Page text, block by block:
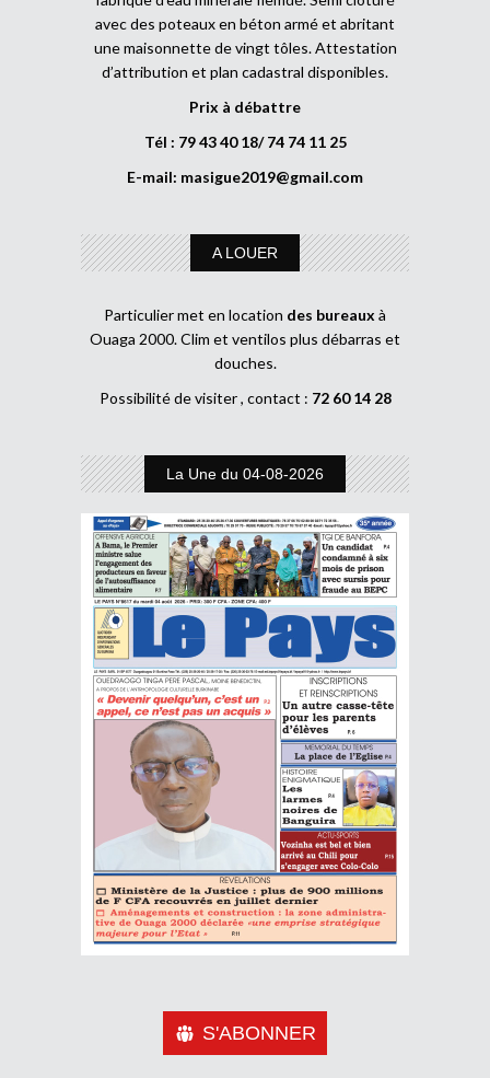
avec des poteaux en béton armé et abritant
une maisonnette de vingt tôles. Attestation
d’attribution et plan cadastral disponibles.
Prix à débattre
Tél : 79 43 40 18/ 74 74 11 25
E-mail: masigue2019@gmail.com
A LOUER
Particulier met en location des bureaux à
Ouaga 2000. Clim et ventilos plus débarras et
douches.
Possibilité de visiter , contact : 72 60 14 28
La Une du 04-08-2026
S'ABONNER